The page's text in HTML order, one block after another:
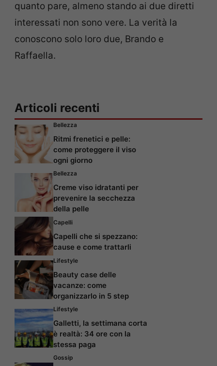
quanto pare, almeno stando ai due diretti
interessati non sono vere. La verità la
conoscono solo loro due, Brando e
Raffaella.
Articoli recenti
Bellezza
Ritmi frenetici e pelle:
come proteggere il viso
ogni giorno
Bellezza
Creme viso idratanti per
prevenire la secchezza
della pelle
Capelli
Capelli che si spezzano:
cause e come trattarli
Lifestyle
Beauty case delle
vacanze: come
organizzarlo in 5 step
Lifestyle
Galletti, la settimana corta
è realtà: 34 ore con la
stessa paga
Gossip